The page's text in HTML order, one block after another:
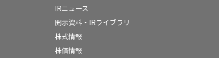
IRニュース
開示資料・IRライブラリ
株式情報
株価情報